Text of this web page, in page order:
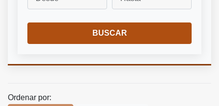
BUSCAR
Ordenar por: